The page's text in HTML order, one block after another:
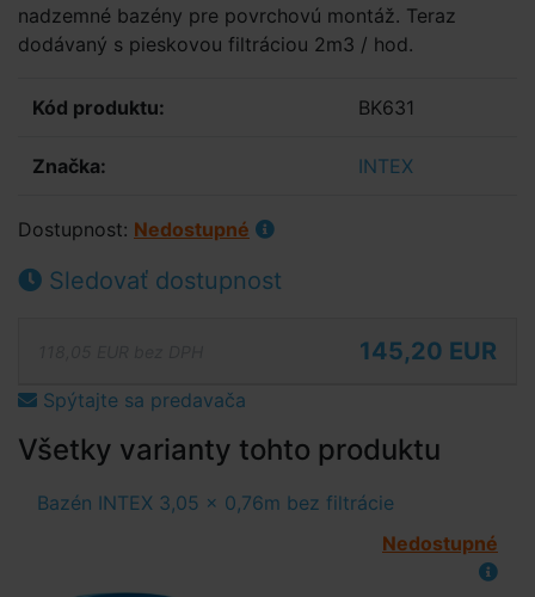
nadzemné bazény pre povrchovú montáž. Teraz
dodávaný s pieskovou filtráciou 2m3 / hod.
Kód produktu: BK631
Značka: INTEX
Dostupnost: Nedostupné
Sledovať dostupnost
145,20 EUR
Spýtajte sa predavača
Všetky varianty tohto produktu
Bazén INTEX 3,05 x 0,76m bez filtrácie
Nedostupné